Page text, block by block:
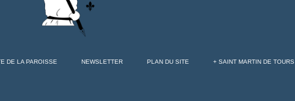
DE LA PAROISSE NEWSLETTER PLAN DU SITE + SAINT MARTIN DE TOURS